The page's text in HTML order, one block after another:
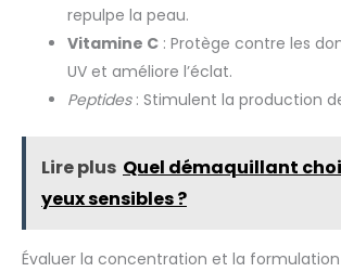
repulpe la peau.
Vitamine C : Protège contre les
UV et améliore l’éclat.
Peptides: Stimulent la production
Lire plus Quel démaquillant
yeux sensibles ?
Évaluer la concentration et la formulation